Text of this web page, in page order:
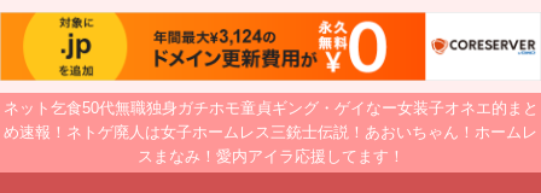
ネット乞食50代無職独身ガチホモ童貞ギング・ゲイなー女装子オネエ的まと
め速報！ネトゲ廃人は女子ホームレス三銃士伝説！あおいちゃん！ホームレ
スまなみ！愛内アイラ応援してます！